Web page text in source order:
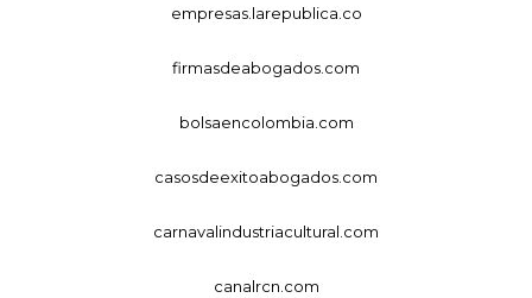
empresas.larepublica.co
firmasdeabogados.com
bolsaencolombia.com
casosdeexitoabogados.com
carnavalindustriacultural.com
canalrcn.com